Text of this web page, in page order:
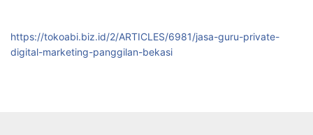
https://tokoabi.biz.id/2/ARTICLES/6981/jasa-guru-private-
digital-marketing-panggilan-bekasi